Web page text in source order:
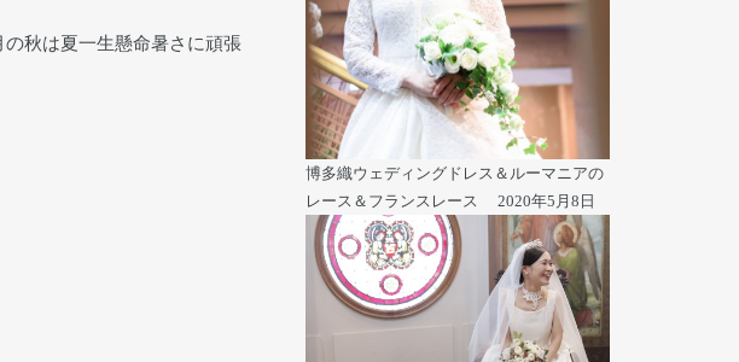
秋は夏一生懸命暑さに頑張
博多織ウェディングドレス＆ルーマニアの
レース＆フランスレース
2020年5月8日